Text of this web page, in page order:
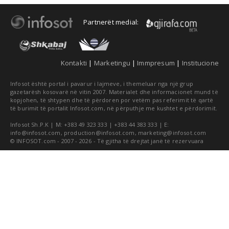
Partnerët medial:
Kontakti | Marketingu | Immpresum | Institucione
Infosot është portal i pavarur i lajmeve, i themeluar nga një grup
gazetarësh kosovarë në vitin 2007. Materialet dhe informacionet mund të
kopjohen, të shtypen dhe të përdoren por vetëm pas referimit të qartë
të burimit të portalit Infosot.com, në përputhje me kushtet e përdorimit.
Infosot Sh.P.K | M: +383 49 323 333 | +383 44 383 333 | E:
info@infosot.com , production@infosot.com , marketing@infosot.com
© INFOSOT.com - 2007 - 2026 - Të gjitha të drejtat janë të rezervuara